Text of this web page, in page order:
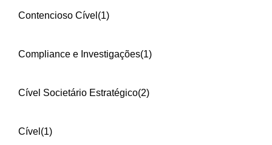
Contencioso Cível (1)
Compliance e Investigações(1)
Cível Societário Estratégico(2)
Cível (1)